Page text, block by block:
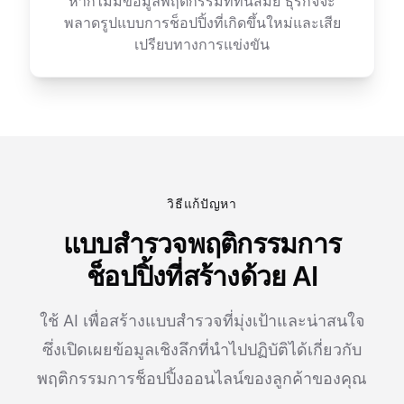
พลาดรูปแบบการช็อปปิ้งที่เกิดขึ้นใหม่และเสีย
เปรียบทางการแข่งขัน
วิธีแก้ปัญหา
แบบสำรวจพฤติกรรมการ
ช็อปปิ้งที่สร้างด้วย AI
ใช้ AI เพื่อสร้างแบบสำรวจที่มุ่งเป้าและน่าสนใจ
ซึ่งเปิดเผยข้อมูลเชิงลึกที่นำไปปฏิบัติได้เกี่ยวกับ
พฤติกรรมการช็อปปิ้งออนไลน์ของลูกค้าของคุณ